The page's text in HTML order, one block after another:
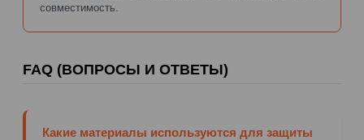
совместимость.
FAQ (ВОПРОСЫ И ОТВЕТЫ)
Какие материалы используются для защиты